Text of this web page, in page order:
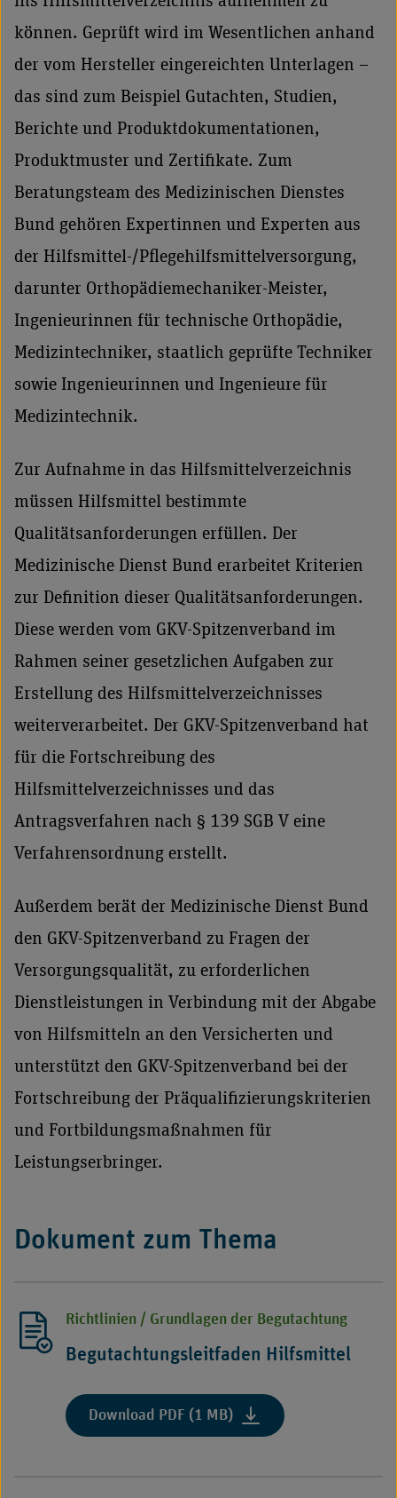
können. Geprüft wird im Wesentlichen anhand
der vom Hersteller eingereichten Unterlagen –
das sind zum Beispiel Gutachten, Studien,
Berichte und Produktdokumentationen,
Produktmuster und Zertifikate. Zum
Beratungsteam des Medizinischen Dienstes
Bund gehören Expertinnen und Experten aus
der Hilfsmittel-/Pflegehilfsmittelversorgung,
darunter Orthopädiemechaniker-Meister,
Ingenieurinnen für technische Orthopädie,
Medizintechniker, staatlich geprüfte Techniker
sowie Ingenieurinnen und Ingenieure für
Medizintechnik.
Zur Aufnahme in das Hilfsmittelverzeichnis
müssen Hilfsmittel bestimmte
Qualitätsanforderungen erfüllen. Der
Medizinische Dienst Bund erarbeitet Kriterien
zur Definition dieser Qualitätsanforderungen.
Diese werden vom GKV-Spitzenverband im
Rahmen seiner gesetzlichen Aufgaben zur
Erstellung des Hilfsmittelverzeichnisses
weiterverarbeitet. Der GKV-Spitzenverband hat
für die Fortschreibung des
Hilfsmittelverzeichnisses und das
Antragsverfahren nach § 139 SGB V eine
Verfahrensordnung erstellt.
Außerdem berät der Medizinische Dienst Bund
den GKV-Spitzenverband zu Fragen der
Versorgungsqualität, zu erforderlichen
Dienstleistungen in Verbindung mit der Abgabe
von Hilfsmitteln an den Versicherten und
unterstützt den GKV-Spitzenverband bei der
Fortschreibung der Präqualifizierungskriterien
und Fortbildungsmaßnahmen für
Leistungserbringer.
Dokument zum Thema
Begutachtungsleitfaden Hilfsmittel
Richtlinien / Grundlagen der Begutachtung
Download PDF (1 MB)